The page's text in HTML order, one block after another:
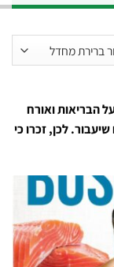
הבריאות ואורח
לכן, זכרו כי
הוסף
לרשימת
המשאלות